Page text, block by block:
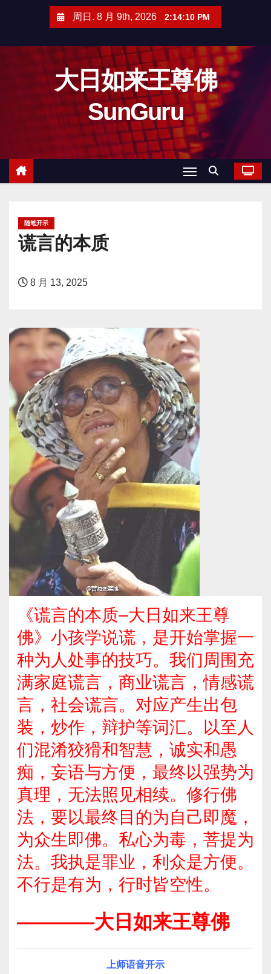
周日. 8 月 9th, 2026 2:14:11 PM
大日如来王尊佛
SunGuru
随笔开示
谎言的本质
8 月 13, 2025
《谎言的本质–大日如来王尊
佛》小孩学说谎，是开始掌握一
种为人处事的技巧。我们周围充
满家庭谎言，商业谎言，情感谎
言，社会谎言。对应产生出包
装，炒作，辩护等词汇。以至人
们混淆狡猾和智慧，诚实和愚
痴，妄语与方便，最终以强势为
真理，无法照见相续。修行佛
法，要以最终目的为自己即魔，
为众生即佛。私心为毒，菩提为
法。我执是罪业，利众是方便。
不行是有为，行时皆空性。
————大日如来王尊佛
上师语音开示